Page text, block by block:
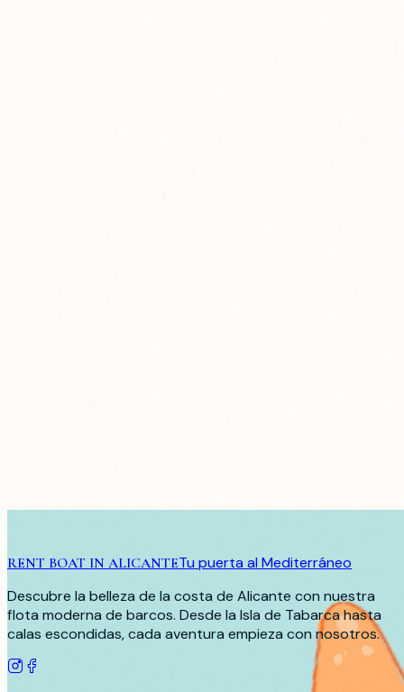
RENT BOAT IN ALICANTETu puerta al Mediterráneo
Descubre la belleza de la costa de Alicante con nuestra
flota moderna de barcos. Desde la Isla de Tabarca hasta
calas escondidas, cada aventura empieza con nosotros.